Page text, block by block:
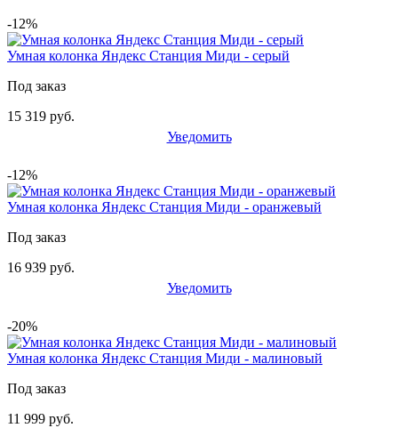
-12%
Умная колонка Яндекс Станция Миди - серый
Под заказ
15 319 руб.
Уведомить
-12%
Умная колонка Яндекс Станция Миди - оранжевый
Под заказ
16 939 руб.
Уведомить
-20%
Умная колонка Яндекс Станция Миди - малиновый
Под заказ
11 999 руб.